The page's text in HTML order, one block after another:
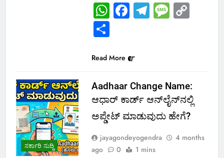
WhatsApp
Facebook
Telegram
Share
Read More
ಸರ್ಕಾರಿ ಸುದ್ದಿ
Aadhaar Change Name:
ಆಧಾರ್‌ ಕಾರ್ಡ್‌ ಆನ್‌ಲೈನ್‌ನಲ್ಲಿ
ಅಪ್ಡೇಟ್ ಮಾಡುವುದು ಹೇಗೆ?
jayagondeyogendra
4 months
ago
0 1 mins